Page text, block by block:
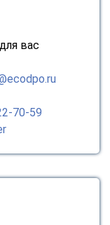
вас
70-59